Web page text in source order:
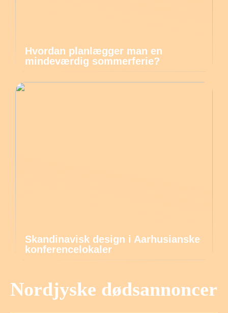
Hvordan planlægger man en
mindeværdig sommerferie?
Skandinavisk design i Aarhusianske
konferencelokaler
Nordjyske dødsannoncer